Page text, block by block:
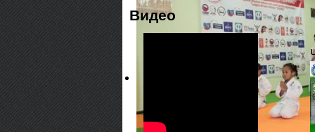
Видео